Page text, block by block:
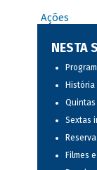
Ações
NESTA
História
Quintas
Sextas
Filmes